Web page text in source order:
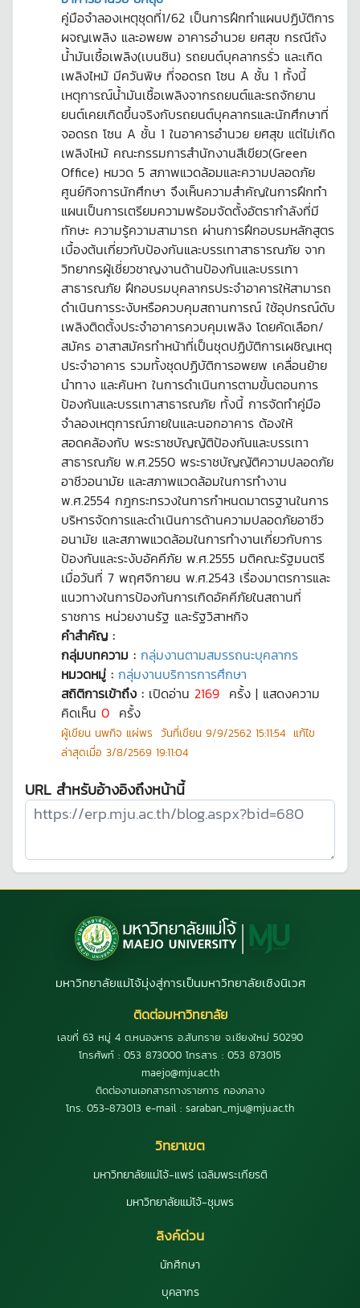
คู่มือจำลองเหตุชุดที่1/62 เป็นการฝึกทำแผนปฏิบัติการ
ผจญเพลิง และอพยพ อาคารอำนวย ยศสุข กรณีถัง
น้ำมันเชื้อเพลิง(เบนซิน) รถยนต์บุคลากรรั่ว และเกิด
เพลิงไหม้ มีควันพิษ ที่จอดรถ โซน A ชั้น 1 ทั้งนี้
เหตุการณ์น้ำมันเชื้อเพลิงจากรถยนต์และรถจักยาน
ยนต์เคยเกิดขึ้นจริงกับรถยนต์บุคลากรและนักศึกษาที่
จอดรถ โซน A ชั้น 1 ในอาคารอำนวย ยศสุข แต่ไม่เกิด
เพลิงไหม้ คณะกรรมการสำนักงานสีเขียว(Green
Office) หมวด 5 สภาพแวดล้อมและความปลอดภัย
ศูนย์กิจการนักศึกษา จึงเห็นความสำคัญในการฝึกทำ
แผนเป็นการเตรียมความพร้อมจัดตั้งอัตรากำลังที่มี
ทักษะ ความรู้ความสามารถ ผ่านการฝึกอบรมหลักสูตร
เบื้องต้นเกี่ยวกับป้องกันและบรรเทาสาธารณภัย จาก
วิทยากรผู้เชี่ยวชาญงานด้านป้องกันและบรรเทา
สาธารณภัย ฝึกอบรมบุคลากรประจำอาคารให้สามารถ
ดำเนินการระงับหรือควบคุมสถานการณ์ ใช้อุปกรณ์ดับ
เพลิงติดตั้งประจำอาคารควบคุมเพลิง โดยคัดเลือก/
สมัคร อาสาสมัครทำหน้าที่เป็นชุดปฏิบัติการเผชิญเหตุ
ประจำอาคาร รวมทั้งชุดปฏิบัติการอพยพ เคลื่อนย้าย
นำทาง และค้นหา ในการดำเนินการตามขั้นตอนการ
ป้องกันและบรรเทาสาธารณภัย ทั้งนี้ การจัดทำคู่มือ
จำลองเหตุการณ์ภายในและนอกอาคาร ต้องให้
สอดคล้องกับ พระราชบัญญัติป้องกันและบรรเทา
สาธารณภัย พ.ศ.2550 พระราชบัญญัติความปลอดภัย
อาชีวอนามัย และสภาพแวดล้อมในการทำงาน
พ.ศ.2554 กฎกระทรวงในการกำหนดมาตรฐานในการ
บริหารจัดการและดำเนินการด้านความปลอดภัยอาชีว
อนามัย และสภาพแวดล้อมในการทำงานเกี่ยวกับการ
ป้องกันและระงับอัคคีภัย พ.ศ.2555 มติคณะรัฐมนตรี
เมื่อวันที่ 7 พฤศจิกายน พ.ศ.2543 เรื่องมาตรการและ
แนวทางในการป้องกันการเกิดอัคคีภัยในสถานที่
ราชการ หน่วยงานรัฐ และรัฐวิสาหกิจ
คำสำคัญ :
กลุ่มบทความ : กลุ่มงานตามสมรรถนะบุคลากร
หมวดหมู่ : กลุ่มงานบริการการศึกษา
สถิติการเข้าถึง : เปิดอ่าน 2169 ครั้ง | แสดงความ
คิดเห็น 0 ครั้ง
ผู้เขียน นพกิจ แผ่พร วันที่เขียน 9/9/2562 15:11:54 แก้ไข
ล่าสุดเมื่อ 3/8/2569 19:11:04
URL สำหรับอ้างอิงถึงหน้านี้
มหาวิทยาลัยแม่โจ้มุ่งสู่การเป็นมหาวิทยาลัยเชิงนิเวศ
ติดต่อมหาวิทยาลัย
เลขที่ 63 หมู่ 4 ต.หนองหาร อ.สันทราย จ.เชียงใหม่ 50290
โทรศัพท์ : 053 873000 โทรสาร : 053 873015
maejo@mju.ac.th
ติดต่องานเอกสารทางราชการ กองกลาง
โทร. 053-873013 e-mail : saraban_mju@mju.ac.th
วิทยาเขต
มหาวิทยาลัยแม่โจ้-แพร่ เฉลิมพระเกียรติ
มหาวิทยาลัยแม่โจ้-ชุมพร
ลิงค์ด่วน
นักศึกษา
บุคลากร